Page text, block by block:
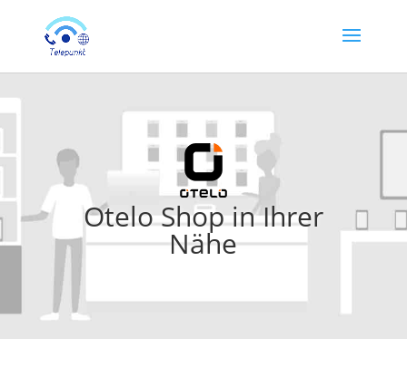
Otelo Shop in Ihrer
Nähe